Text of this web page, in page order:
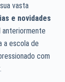
vasta
e novidades
anteriormente
a escola de
com